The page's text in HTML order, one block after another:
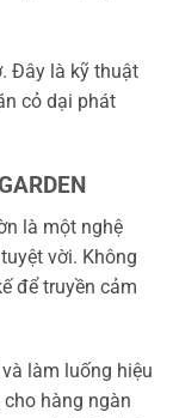
Đây là kỹ thuật
cỏ dại phát
là một nghệ
vời. Không
để truyền cảm
làm luống hiệu
hàng ngàn